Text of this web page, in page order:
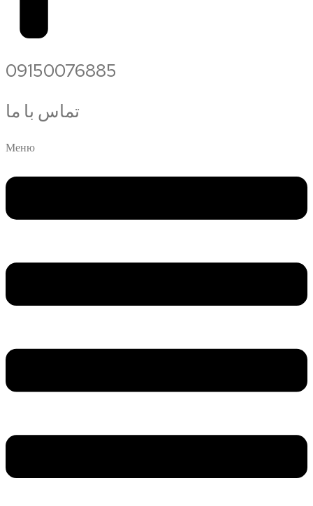
09150076885
تماس با ما
Меню